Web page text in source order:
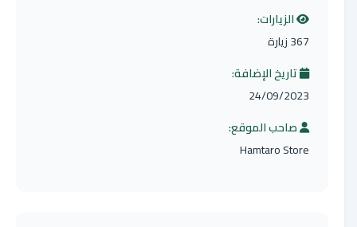
الزيارات:
367 زيارة
تاريخ الإضافة:
24/09/2023
صاحب الموقع:
Hamtaro Store